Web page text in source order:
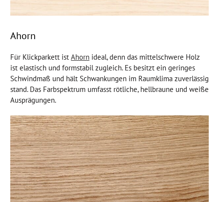
Ahorn
Für Klickparkett ist Ahorn ideal, denn das mittelschwere Holz
ist elastisch und formstabil zugleich. Es besitzt ein geringes
Schwindmaß und hält Schwankungen im Raumklima zuverlässig
stand. Das Farbspektrum umfasst rötliche, hellbraune und weiße
Ausprägungen.